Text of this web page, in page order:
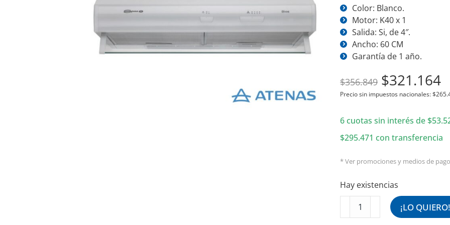
Color: Blanco.
Motor: K40 x 1
Salida: Si, de 4″.
Ancho: 60 CM
Garantía de 1 año.
$356.849 El
precio
era:
$356.849.
$321.164El
Precio sin impuestos nacionales:$
6 cuotas sin interés de $
$295.471 con transferencia
* Ver promociones y medios de
Hay existencias
Purificador
¡LO QUIERO!